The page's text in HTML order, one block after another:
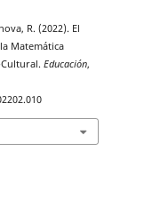
R. (2022). El
Matemática
Educación,